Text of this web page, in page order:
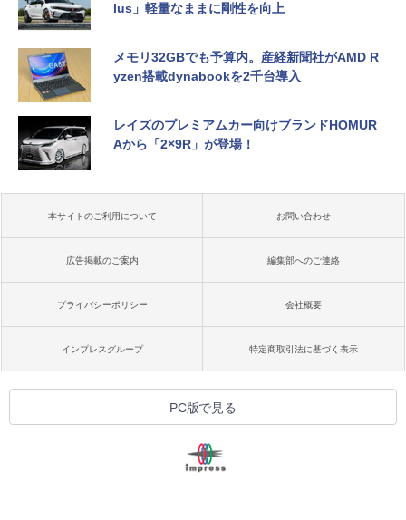
lus」軽量なままに剛性を向上
メモリ32GBでも予算内。産経新聞社がAMD R
yzen搭載dynabookを2千台導入
レイズのプレミアムカー向けブランドHOMUR
Aから「2×9R」が登場！
本サイトのご利用について お問い合わせ
広告掲載のご案内 編集部へのご連絡
プライバシーポリシー 会社概要
インプレスグループ 特定商取引法に基づく表示
PC版で見る